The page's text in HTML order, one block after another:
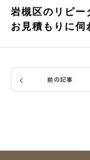
岩槻区のリピー
お見積もりに伺
前の記事